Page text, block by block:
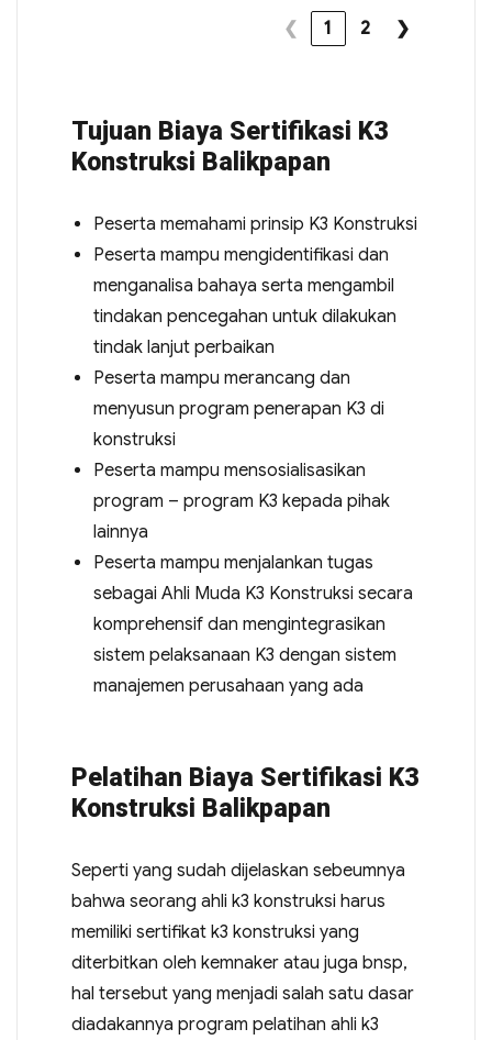
❮ 1 2 ❯
Tujuan Biaya Sertifikasi K3
Konstruksi Balikpapan
Peserta memahami prinsip K3 Konstruksi
Peserta mampu mengidentifikasi dan
menganalisa bahaya serta mengambil
tindakan pencegahan untuk dilakukan
tindak lanjut perbaikan
Peserta mampu merancang dan
menyusun program penerapan K3 di
konstruksi
Peserta mampu mensosialisasikan
program – program K3 kepada pihak
lainnya
Peserta mampu menjalankan tugas
sebagai Ahli Muda K3 Konstruksi secara
komprehensif dan mengintegrasikan
sistem pelaksanaan K3 dengan sistem
manajemen perusahaan yang ada
Pelatihan Biaya Sertifikasi K3
Konstruksi Balikpapan
Seperti yang sudah dijelaskan sebeumnya
bahwa seorang ahli k3 konstruksi harus
memiliki sertifikat k3 konstruksi yang
diterbitkan oleh kemnaker atau juga bnsp,
hal tersebut yang menjadi salah satu dasar
diadakannya program pelatihan ahli k3